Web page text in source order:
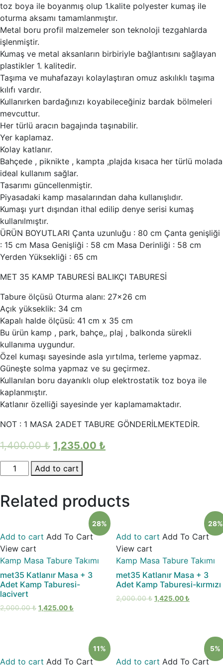
toz boya ile boyanmış olup 1.kalite polyester kumaş ile
oturma aksamı tamamlanmıştır.
Metal boru profil malzemeler son teknoloji tezgahlarda
işlenmiştir.
Kumaş ve metal aksanların birbiriyle bağlantısını sağlayan
plastikler 1. kalitedir.
Taşıma ve muhafazayı kolaylaştıran omuz askılıklı taşıma
kılıfı vardır.
Kullanırken bardağınızı koyabileceğiniz bardak bölmeleri
mevcuttur.
Her türlü aracın bagajında taşınabilir.
Yer kaplamaz.
Kolay katlanır.
Bahçede , piknikte , kampta ,plajda kısaca her türlü molada
ideal kullanım sağlar.
Tasarımı güncellenmiştir.
Piyasadaki kamp masalarından daha kullanışlıdır.
Kumaşı yurt dışından ithal edilip denye serisi kumaş
kullanılmıştır.
ÜRÜN BOYUTLARI Çanta uzunluğu : 80 cm Çanta genişliği
: 15 cm Masa Genişliği : 58 cm Masa Derinliği : 58 cm
Yerden Yüksekliği : 65 cm
MET 35 KAMP TABURESİ BALIKÇI TABURESİ
Tabure ölçüsü Oturma alanı: 27×26 cm
Açık yükseklik: 34 cm
Kapalı halde ölçüsü: 41 cm x 35 cm
Bu ürün kamp , park, bahçe,, plaj , balkonda sürekli
kullanıma uygundur.
Özel kumaşı sayesinde asla yırtılma, terleme yapmaz.
Güneşte solma yapmaz ve su geçirmez.
Kullanılan boru dayanıklı olup elektrostatik toz boya ile
kaplanmıştır.
Katlanır özelliği sayesinde yer kaplamamaktadır.
NOT : 1 MASA 2ADET TABURE GÖNDERİLMEKTEDİR.
1,400.00₺ 1,235.00 ₺
met35
Katlanır
+
Kamp
Taburesi
quantity
Add to cart
Related products
28%
Add to cart Add To Cart
View cart
Kamp Masa Tabure Takımı
met35 Katlanır Masa + 3
Adet Kamp Taburesi-
lacivert
2,000.00₺ 1,425.00₺
28%
Add to cart Add To Cart
View cart
Kamp Masa Tabure Takımı
met35 Katlanır Masa + 3
Adet Kamp Taburesi-kırmızı
2,000.00₺ 1,425.00₺
11%
Add to cart Add To Cart
5%
Add to cart Add To Cart